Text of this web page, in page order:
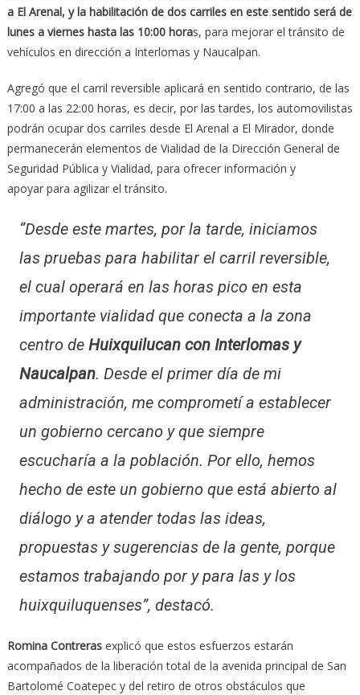
a El Arenal, y la habilitación de dos carriles en este sentido será de
lunes a viernes hasta las 10:00 horas, para mejorar el tránsito de
vehículos en dirección a Interlomas y Naucalpan.
Agregó que el carril reversible aplicará en sentido contrario, de las
17:00 a las 22:00 horas, es decir, por las tardes, los automovilistas
podrán ocupar dos carriles desde El Arenal a El Mirador, donde
permanecerán elementos de Vialidad de la Dirección General de
Seguridad Pública y Vialidad, para ofrecer información y
apoyar para agilizar el tránsito.
“Desde este martes, por la tarde, iniciamos
las pruebas para habilitar el carril reversible,
el cual operará en las horas pico en esta
importante vialidad que conecta a la zona
centro de Huixquilucan con Interlomas y
Naucalpan. Desde el primer día de mi
administración, me comprometí a establecer
un gobierno cercano y que siempre
escucharía a la población. Por ello, hemos
hecho de este un gobierno que está abierto al
diálogo y a atender todas las ideas,
propuestas y sugerencias de la gente, porque
estamos trabajando por y para las y los
huixquiluquenses”, destacó.
Romina Contrerasexplicó que estos esfuerzos estarán
acompañados de la liberación total de la avenida principal de San
Bartolomé Coatepec y del retiro de otros obstáculos que